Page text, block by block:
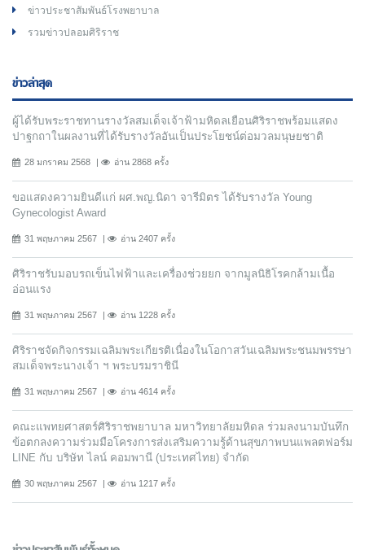
ข่าวประชาสัมพันธ์โรงพยาบาล
รวมข่าวปลอมศิริราช
ข่าวล่าสุด
ผู้ได้รับพระราชทานรางวัลสมเด็จเจ้าฟ้ามหิดลเยือนศิริราชพร้อมแสดง
ปาฐกถาในผลงานที่ได้รับรางวัลอันเป็นประโยชน์ต่อมวลมนุษยชาติ
28 มกราคม 2568 อ่าน 2868 ครั้ง
ขอแสดงความยินดีแก่ ผศ.พญ.นิดา จารีมิตร ได้รับรางวัล Young
Gynecologist Award
31 พฤษภาคม 2567 อ่าน 2407 ครั้ง
ศิริราชรับมอบรถเข็นไฟฟ้าและเครื่องช่วยยก จากมูลนิธิโรคกล้ามเนื้อ
อ่อนแรง
31 พฤษภาคม 2567 อ่าน 1228 ครั้ง
ศิริราชจัดกิจกรรมเฉลิมพระเกียรติเนื่องในโอกาสวันเฉลิมพระชนมพรรษา
สมเด็จพระนางเจ้า ฯ พระบรมราชินี
31 พฤษภาคม 2567 อ่าน 4614 ครั้ง
คณะแพทยศาสตร์ศิริราชพยาบาล มหาวิทยาลัยมหิดล ร่วมลงนามบันทึก
ข้อตกลงความร่วมมือโครงการส่งเสริมความรู้ด้านสุขภาพบนแพลตฟอร์ม
LINE กับ บริษัท ไลน์ คอมพานี (ประเทศไทย) จํากัด
30 พฤษภาคม 2567 อ่าน 1217 ครั้ง